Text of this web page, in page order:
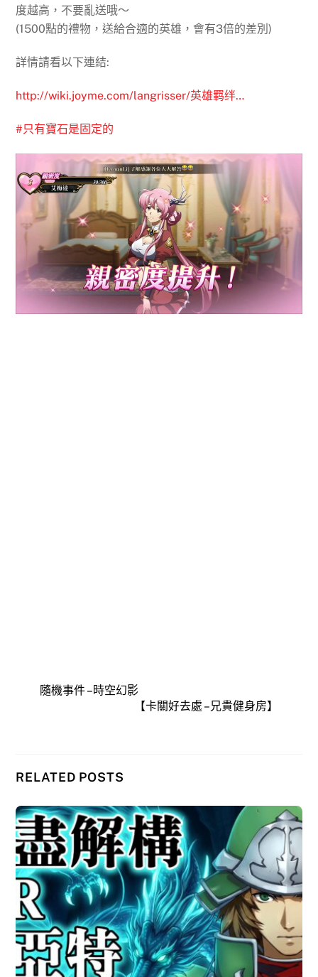
度越高，不要亂送哦～
(1500點的禮物，送給合適的英雄，會有3倍的差別)
詳情請看以下連結:
http://wiki.joyme.com/langrisser/英雄羁绊…
#只有寶石是固定的
隨機事件 – 時空幻影
【卡關好去處 – 兄貴健身房】
RELATED POSTS